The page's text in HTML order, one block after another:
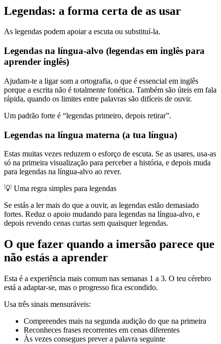
Legendas: a forma certa de as usar
As legendas podem apoiar a escuta ou substituí-la.
Legendas na língua-alvo (legendas em inglês para
aprender inglês)
Ajudam-te a ligar som a ortografia, o que é essencial em inglês
porque a escrita não é totalmente fonética. Também são úteis em fala
rápida, quando os limites entre palavras são difíceis de ouvir.
Um padrão forte é “legendas primeiro, depois retirar”.
Legendas na língua materna (a tua língua)
Estas muitas vezes reduzem o esforço de escuta. Se as usares, usa-as
só na primeira visualização para perceber a história, e depois muda
para legendas na língua-alvo ao rever.
💡 Uma regra simples para legendas
Se estás a ler mais do que a ouvir, as legendas estão demasiado
fortes. Reduz o apoio mudando para legendas na língua-alvo, e
depois revendo cenas curtas sem quaisquer legendas.
O que fazer quando a imersão parece que
não estás a aprender
Esta é a experiência mais comum nas semanas 1 a 3. O teu cérebro
está a adaptar-se, mas o progresso fica escondido.
Usa três sinais mensuráveis:
Compreendes mais na segunda audição do que na primeira
Reconheces frases recorrentes em cenas diferentes
Às vezes consegues prever a palavra seguinte